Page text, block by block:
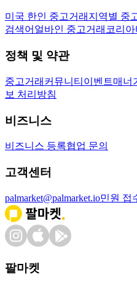
미국 한인 중고거래 지역별 중
검색어 얼바인 중고거래 코리
정책 및 약관
중고거래 커뮤니티 이벤트매너
보 처리방침
비즈니스
비즈니스 등록협업 문의
고객센터
palmarket@palmarket.io민원 접
팔마켓